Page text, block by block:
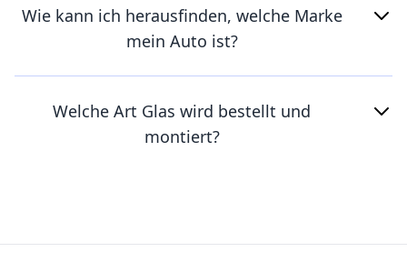
Wie kann ich herausfinden, welche Marke
mein Auto ist?
Welche Art Glas wird bestellt und
montiert?